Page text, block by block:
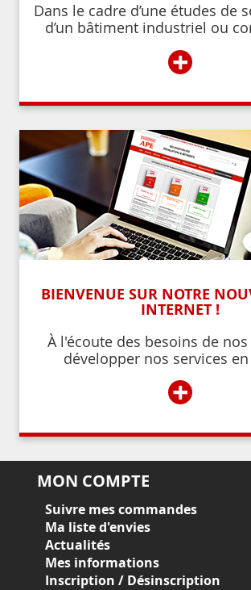
Dans le cadre d’une études de
d’un bâtiment industriel ou
+
BIENVENUE SUR NOTRE
INTERNET !
À l'écoute des besoins de
développer nos services
+
MON COMPTE
Suivre mes commandes
Ma liste d'envies
Actualités
Mes informations
Inscription / Désinscription